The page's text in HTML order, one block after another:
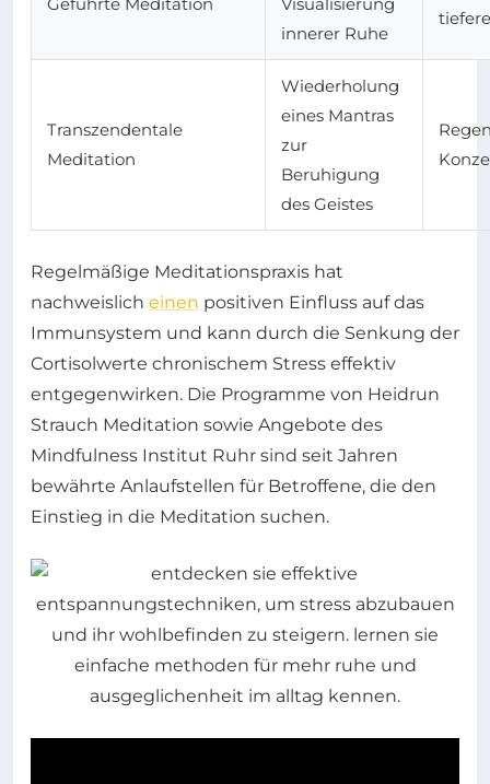
Geführte Meditation
Visualisierung
innerer Ruhe
Transzendentale
Meditation
Wiederholung
eines Mantras
zur
Beruhigung
des Geistes
Regelmäßige Meditationspraxis hat
nachweislich einen positiven Einfluss auf das
Immunsystem und kann durch die Senkung der
Cortisolwerte chronischem Stress effektiv
entgegenwirken. Die Programme von Heidrun
Strauch Meditation sowie Angebote des
Mindfulness Institut Ruhr sind seit Jahren
bewährte Anlaufstellen für Betroffene, die den
Einstieg in die Meditation suchen.